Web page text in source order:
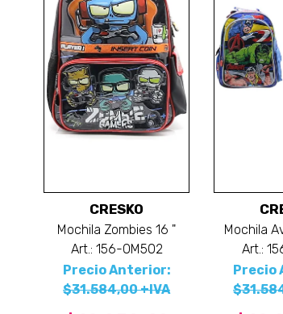
CRESKO
Mochila Zombies 16 "
Art.: 156-OM502
Precio Anterior:
$31.584,00 +IVA
Mochila
Art.:
Precio